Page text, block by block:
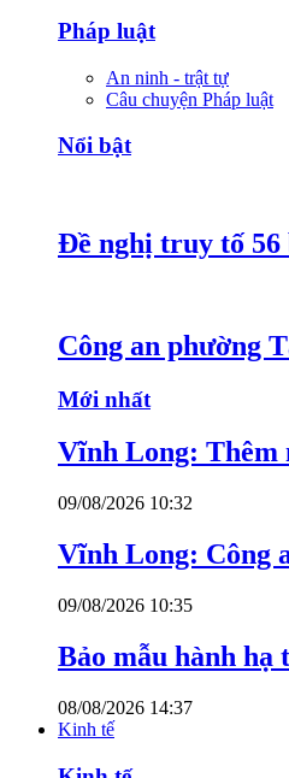
Pháp luật
An ninh - trật tự
Câu chuyện Pháp luật
Nổi bật
Đề nghị truy tố 56
Công an phường
Mới nhất
Vĩnh Long: Thêm
09/08/2026 10:32
Vĩnh Long: Công
09/08/2026 10:35
Bảo mẫu hành
08/08/2026 14:37
Kinh tế